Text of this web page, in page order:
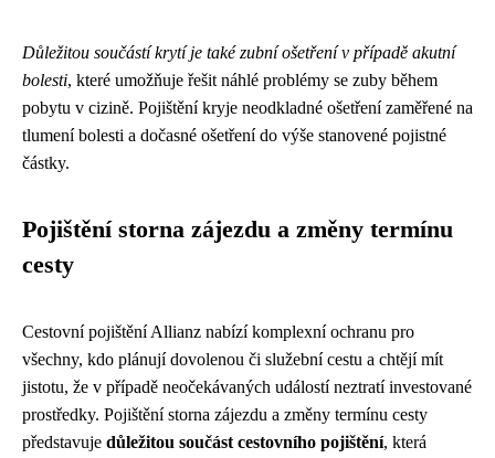
Důležitou součástí krytí je také zubní ošetření v případě akutní
bolesti, které umožňuje řešit náhlé problémy se zuby během
pobytu v cizině. Pojištění kryje neodkladné ošetření zaměřené na
tlumení bolesti a dočasné ošetření do výše stanovené pojistné
částky.
Pojištění storna zájezdu a změny termínu
cesty
Cestovní pojištění Allianz nabízí komplexní ochranu pro
všechny, kdo plánují dovolenou či služební cestu a chtějí mít
jistotu, že v případě neočekávaných událostí neztratí investované
prostředky. Pojištění storna zájezdu a změny termínu cesty
představuje důležitou součást cestovního pojištění, která